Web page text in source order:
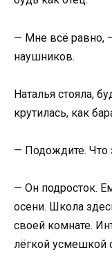
— Мне всё равно,
наушников.
Наталья стояла,
крутилась, как
— Подождите. Что
— Он подросток.
осени. Школа
своей комнате.
лёгкой усмешкой